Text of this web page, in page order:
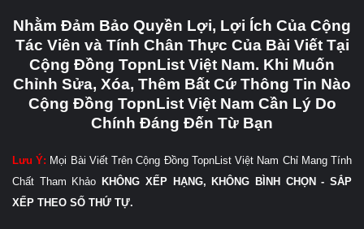
Nhằm Đảm Bảo Quyền Lợi, Lợi Ích Của Cộng
Tác Viên và Tính Chân Thực Của Bài Viết Tại
Cộng Đồng TopnList Việt Nam. Khi Muốn
Chỉnh Sửa, Xóa, Thêm Bất Cứ Thông Tin Nào
Cộng Đồng TopnList Việt Nam Cần Lý Do
Chính Đáng Đến Từ Bạn
Lưu Ý: Mọi Bài Viết Trên Cộng Đồng TopnList Việt Nam Chỉ Mang Tính
Chất Tham Khảo KHÔNG XẾP HẠNG, KHÔNG BÌNH CHỌN - SẮP
XẾP THEO SỐ THỨ TỰ.